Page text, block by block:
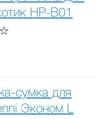
HP-B01
сумка для
Эконом L